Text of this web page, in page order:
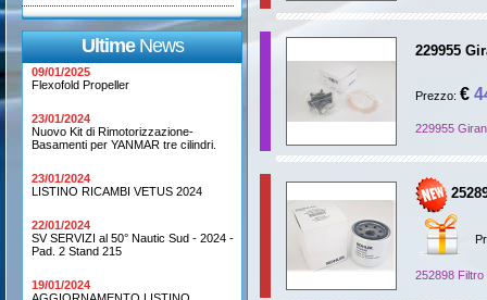
UltimeNews
09/01/2025
Flexofold Propeller
23/01/2024
Nuovo Kit di Rimotorizzazione-
Basamenti per YANMAR tre cilindri.
23/01/2024
LISTINO RICAMBI VETUS 2024
22/01/2024
SV SERVIZI al 50° Nautic Sud - 2024 -
Pad. 2 Stand 215
19/01/2024
229955
Prezzo: €
229955
252898